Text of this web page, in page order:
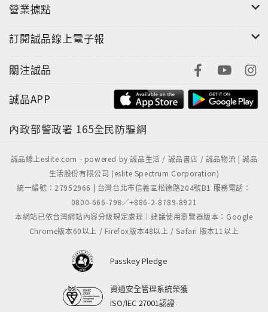
營業據點
訂閱誠品線上電子報
關注誠品
誠品APP
內政部警政署 165全民防騙網
誠品線上eslite.com - powered by 誠品生活 / 誠品書店 / 誠品物流 | 誠品
生活股份有限公司 (eslite Spectrum Corporation)
統一編號：27952966 | 台灣台北市信義區松德路204號B1 服務電話：
0800-666-798／+886-2-8789-8921
本網站已依台灣網站內容分級規定處理｜建議使用瀏覽器版本：Google
Chrome版本60以上 / Firefox版本48以上 / Safari 版本11以上
Passkey Pledge
資通安全管理系統榮獲
ISO/IEC 27001認證